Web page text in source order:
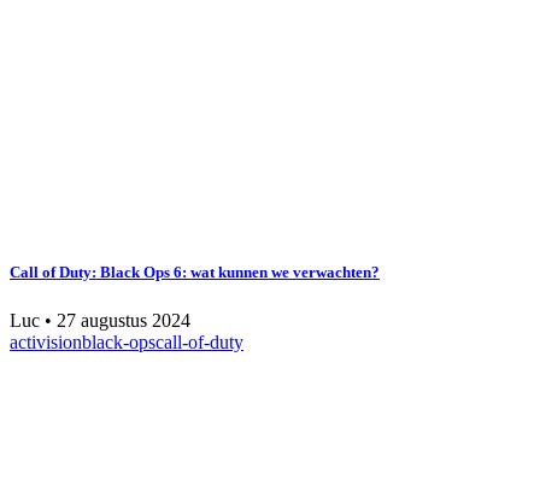
Call of Duty: Black Ops 6: wat kunnen we verwachten?
Luc • 27 augustus 2024
activisionblack-opscall-of-duty